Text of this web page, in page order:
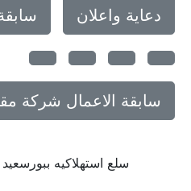
دعاية واعلان
سابقة الاعمال شركة
سلع استهلاكيه ببورسعيد